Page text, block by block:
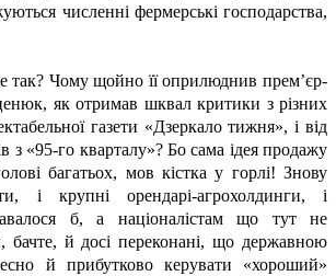
численні фермерські господарства,
так? Чому щойно її оприлюднив прем’єр-
як отримав шквал критики з різних
газети «Дзеркало тижня», і від
з «95-го кварталу»? Бо сама ідея продажу
багатьох, мов кістка у горлі! Знову
і крупні орендарі-агрохолдинги, і
б, а націоналістам що тут не
бачте, й досі переконані, що державною
й прибутково керувати «хороший»